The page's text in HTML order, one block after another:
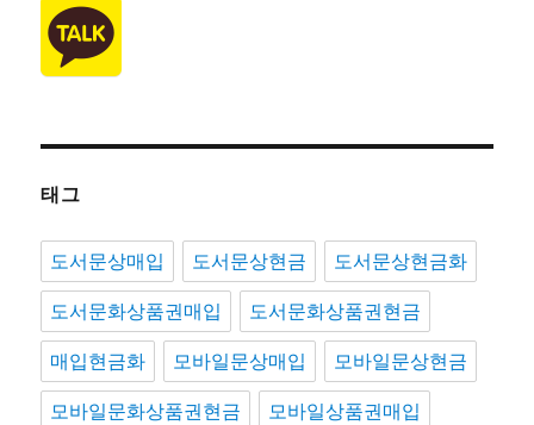
태그
도서문상매입 도서문상현금 도서문상현금화
도서문화상품권매입 도서문화상품권현금
매입현금화 모바일문상매입 모바일문상현금
모바일문화상품권현금 모바일상품권매입